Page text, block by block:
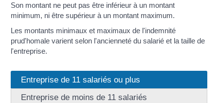
Son montant ne peut pas être inférieur à un montant
minimum, ni être supérieur à un montant maximum.
Les montants minimaux et maximaux de l'indemnité
prud'homale varient selon l'ancienneté du salarié et la taille de
l'entreprise.
Entreprise de 11 salariés ou plus
Entreprise de moins de 11 salariés